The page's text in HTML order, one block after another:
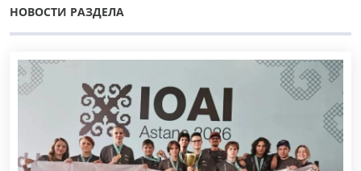
НОВОСТИ РАЗДЕЛА